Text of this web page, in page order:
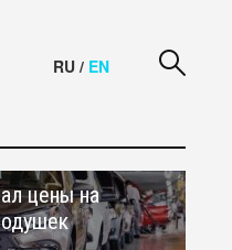
RU / EN
цены на